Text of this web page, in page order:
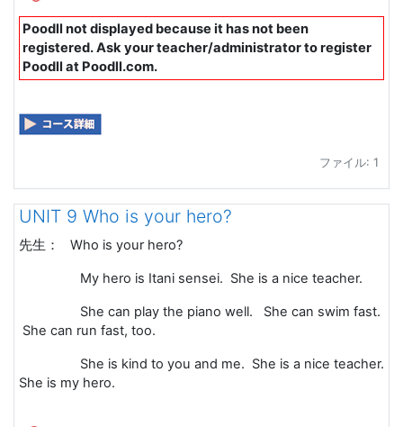
Poodll not displayed because it has not been
registered. Ask your teacher/administrator to register
Poodll at Poodll.com.
ファイル: 1
UNIT 9 Who is your hero?
先生： Who is your hero?
My hero is Itani sensei. She is a nice teacher.
She can play the piano well.
She can swim fast.
She can run fast, too.
She is kind to you and me. She is a nice teacher.
She is my hero.